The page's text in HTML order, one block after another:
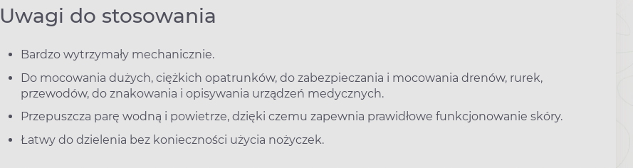
Uwagi do stosowania
Bardzo wytrzymały mechanicznie.
Do mocowania dużych, ciężkich opatrunków, do zabezpieczania i mocowania drenów, rurek,
przewodów, do znakowania i opisywania urządzeń medycznych.
Przepuszcza parę wodną i powietrze, dzięki czemu zapewnia prawidłowe funkcjonowanie skóry.
Łatwy do dzielenia bez konieczności użycia nożyczek.